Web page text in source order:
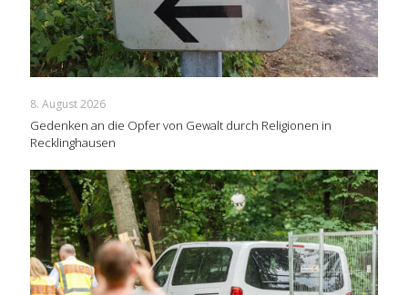
8. August 2026
Gedenken an die Opfer von Gewalt durch Religionen in
Recklinghausen